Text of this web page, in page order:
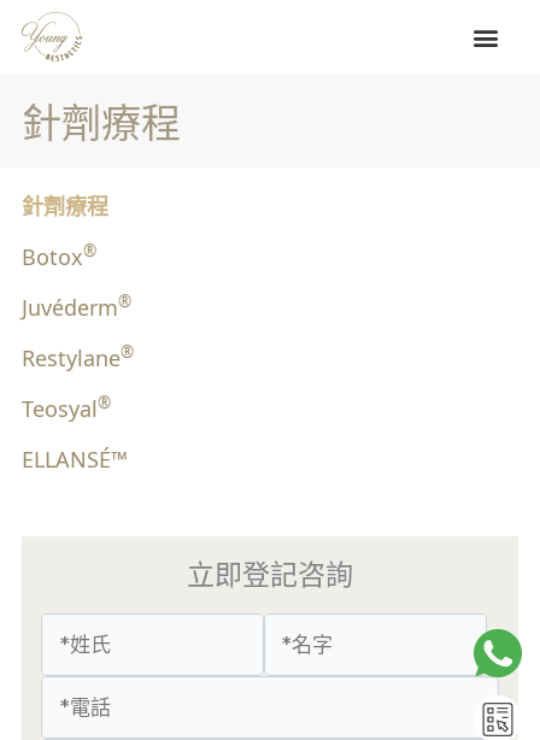
content
針劑療程​
針劑療程
Botox®
Juvéderm®
Restylane®
Teosyal®
ELLANSÉ™​
立即登記咨詢